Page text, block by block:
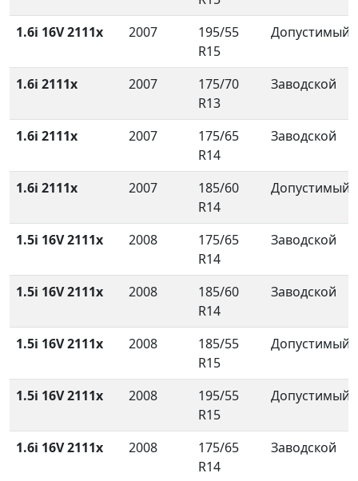
1.6i 16V 2111x
2007
195/55
R15
Допустимый
1.6i 2111x 2007
175/70
R13
Заводской
1.6i 2111x 2007
175/65
R14
Заводской
1.6i 2111x 2007
185/60
R14
Допустимый
1.5i 16V 2111x 2008
175/65
R14
Заводской
1.5i 16V 2111x 2008
185/60
R14
Заводской
1.5i 16V 2111x 2008
185/55
R15
Допустимый
1.5i 16V 2111x 2008
195/55
R15
Допустимый
1.6i 16V 2111x 2008
175/65
R14
Заводской